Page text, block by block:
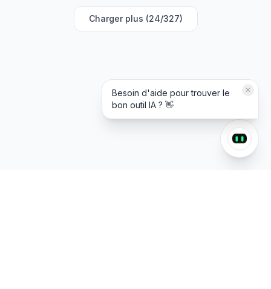
Charger plus (24/327)
Besoin d'aide pour trouver le
bon outil IA ? 👋
✕